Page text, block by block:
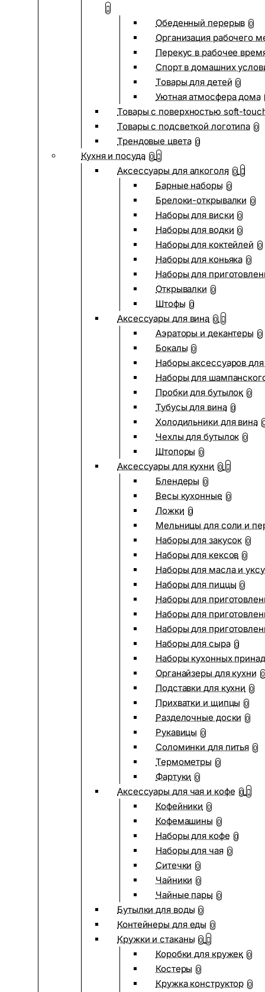
Обеденный перерыв 0
Организация рабочего
Перекус в рабочее
Спорт в домашних
Товары для детей 0
Уютная атмосфера дома
Товары с поверхностью soft-
Товары с подсветкой логотипа 0
Трендовые цвета 0
Кухня и посуда 0
Аксессуары для алкоголя 0
Барные наборы 0
Брелоки-открывалки 0
Наборы для виски 0
Наборы для водки 0
Наборы для коктейлей 0
Наборы для коньяка 0
Наборы для
Открывалки 0
Штофы 0
Аксессуары для вина 0
Аэраторы и декантеры 0
Бокалы 0
Наборы аксессуаров
Наборы для
Пробки для бутылок 0
Тубусы для вина 0
Холодильники для вина
Чехлы для бутылок 0
Штопоры 0
Аксессуары для кухни 0
Блендеры 0
Весы кухонные 0
Ложки 0
Мельницы для соли и
Наборы для закусок 0
Наборы для кексов 0
Наборы для масла и
Наборы для пиццы 0
Наборы для
Наборы для
Наборы для
Наборы для сыра 0
Наборы кухонных
Органайзеры для кухни 0
Подставки для кухни 0
Прихватки и щипцы 0
Разделочные доски 0
Рукавицы 0
Соломинки для питья 0
Термометры 0
Фартуки 0
Аксессуары для чая и кофе 0
Кофейники 0
Кофемашины 0
Наборы для кофе 0
Наборы для чая 0
Ситечки 0
Чайники 0
Чайные пары 0
Бутылки для воды 0
Контейнеры для еды 0
Кружки и стаканы 0
Коробки для кружек 0
Костеры 0
Кружка конструктор 0